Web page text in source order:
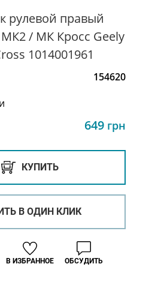
рулевой правый
/ МК Кросс Geely
1014001961
154620
649 грн
КУПИТЬ
В ОДИН КЛИК
В ИЗБРАННОЕ ОБСУДИТЬ